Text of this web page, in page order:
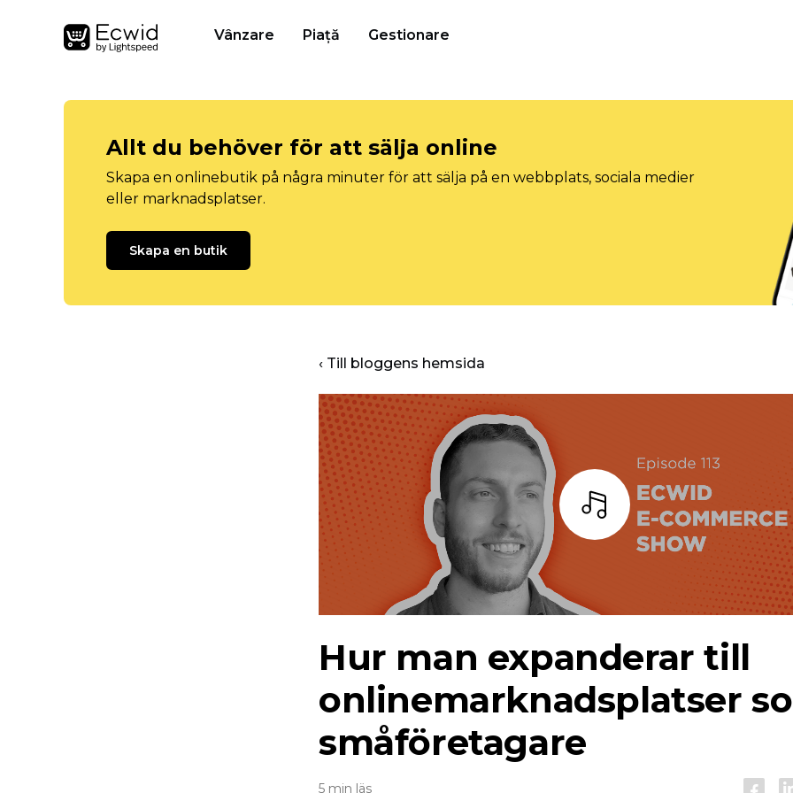
Vânzare Piață Gestionare
Allt du behöver för att sälja online
Skapa en onlinebutik på några minuter för att sälja på en webbplats, sociala medier
eller marknadsplatser.
Skapa en butik
‹ Till bloggens hemsida
Hur man expanderar till
onlinemarknadsplatser
småföretagare
5 min läs